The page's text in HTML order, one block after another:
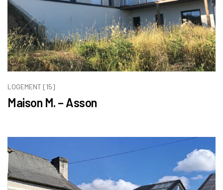
LOGEMENT [15]
Maison M. – Asson